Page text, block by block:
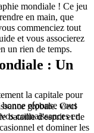
mondiale ! Ce jeu
en main, que
commenciez tout
et vous associerez
un rien de temps.
la capitale pour
réponse vous
connaissances en
: Un
globale. Ceci
bataille d'esprit et de
et dominer les